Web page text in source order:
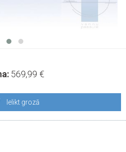
569,99 €
Ielikt grozā